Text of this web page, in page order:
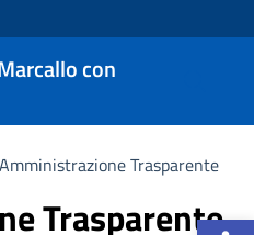
con
Amministrazione Trasparente
Trasparente